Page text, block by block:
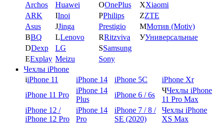
Archos
Huawei OOnePlus XXiaomi
ARK
IInoi PPhilips ZZTE
Asus
JJinga Prestigio ММотив (Motiv)
BBQ LLenovo RRitzviva УУниверсальные
DDexp LG SSamsung
EExplay Meizu
Sony
Чехлы iPhone
iiPhone 11 iPhone 14 iPhone 5C
iPhone Xr
iPhone 11 Pro
iPhone 14
Plus
iPhone 6 / 6s
ЧЧехлы iPhone
11 Pro Max
iPhone 12 /
iPhone 12 Pro
iPhone 14
Pro
iPhone 7 / 8 /
SE (2020)
Чехлы iPhone
XS Max